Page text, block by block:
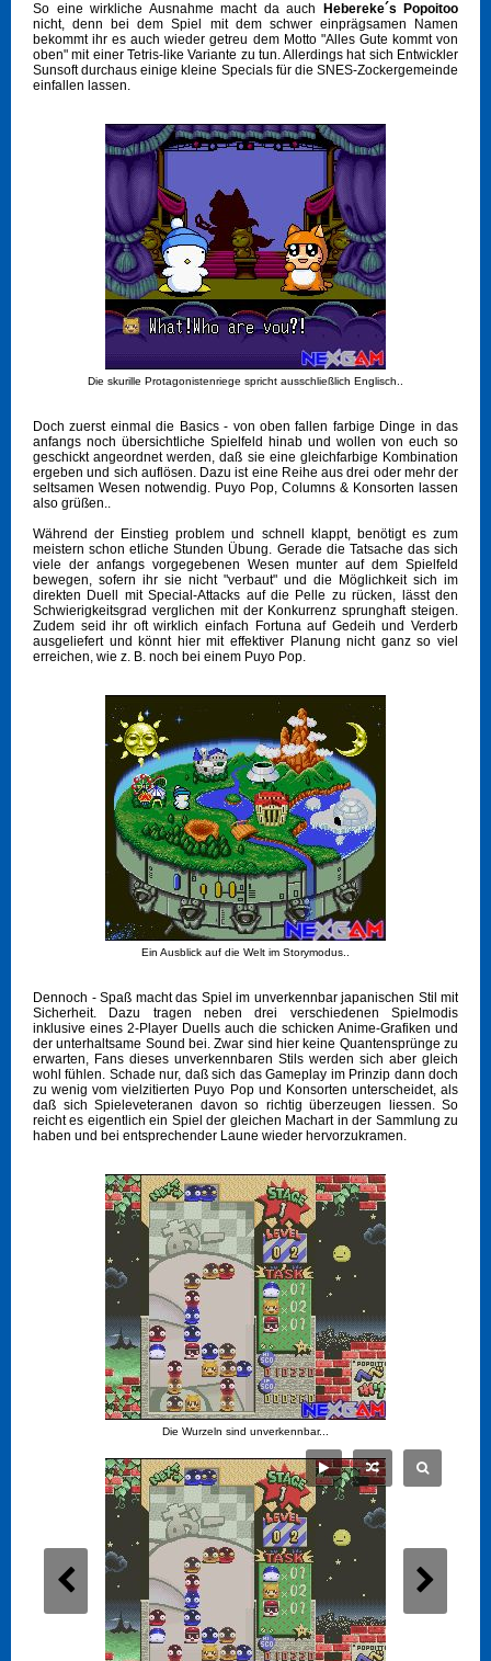
So eine wirkliche Ausnahme macht da auch
Hebereke´s Popoitoo
nicht, denn bei dem Spiel mit dem schwer einprägsamen Namen
bekommt ihr es auch wieder getreu dem Motto "Alles Gute kommt von
oben" mit einer Tetris-like Variante zu tun. Allerdings hat sich Entwickler
Sunsoft durchaus einige kleine Specials für die SNES-Zockergemeinde
einfallen lassen.
Die skurille Protagonistenriege spricht ausschließlich Englisch..
Doch zuerst einmal die Basics - von oben fallen farbige Dinge in das
anfangs noch übersichtliche Spielfeld hinab und wollen von euch so
geschickt angeordnet werden, daß sie eine gleichfarbige Kombination
ergeben und sich auflösen. Dazu ist eine Reihe aus drei oder mehr der
seltsamen Wesen notwendig. Puyo Pop, Columns & Konsorten lassen
also grüßen..
Während der Einstieg problem und schnell klappt, benötigt es zum
meistern schon etliche Stunden Übung. Gerade die Tatsache das sich
viele der anfangs vorgegebenen Wesen munter auf dem Spielfeld
bewegen, sofern ihr sie nicht "verbaut" und die Möglichkeit sich im
direkten Duell mit Special-Attacks auf die Pelle zu rücken, lässt den
Schwierigkeitsgrad verglichen mit der Konkurrenz sprunghaft steigen.
Zudem seid ihr oft wirklich einfach Fortuna auf Gedeih und Verderb
ausgeliefert und könnt hier mit effektiver Planung nicht ganz so viel
erreichen, wie z. B. noch bei einem Puyo Pop.
Ein Ausblick auf die Welt im Storymodus..
Dennoch - Spaß macht das Spiel im unverkennbar japanischen Stil mit
Sicherheit. Dazu tragen neben drei verschiedenen Spielmodis
inklusive eines 2-Player Duells auch die schicken Anime-Grafiken und
der unterhaltsame Sound bei. Zwar sind hier keine Quantensprünge zu
erwarten, Fans dieses unverkennbaren Stils werden sich aber gleich
wohl fühlen. Schade nur, daß sich das Gameplay im Prinzip dann doch
zu wenig vom vielzitierten Puyo Pop und Konsorten unterscheidet, als
daß sich Spieleveteranen davon so richtig überzeugen liessen. So
reicht es eigentlich ein Spiel der gleichen Machart in der Sammlung zu
haben und bei entsprechender Laune wieder hervorzukramen.
Die Wurzeln sind unverkennbar...